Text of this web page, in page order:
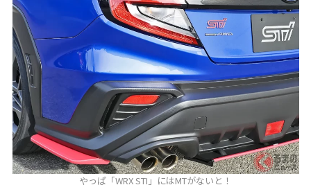
やっぱ「WRX STI」にはMTがないと！